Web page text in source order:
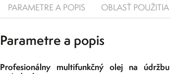
PARAMETRE A POPIS OBLASŤ POUŽITIA
Parametre a popis
Profesionálny multifunkčný olej na